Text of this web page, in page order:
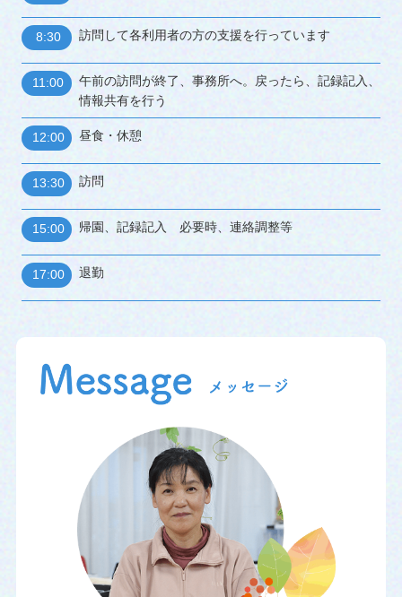
8:30 訪問して各利用者の方の支援を行っています
11:00
午前の訪問が終了、事務所へ。戻ったら、記録記入、
情報共有を行う
12:00 昼食・休憩
13:30 訪問
15:00 帰園、記録記入 必要時、連絡調整等
17:00 退勤